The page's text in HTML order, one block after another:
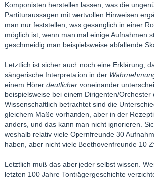
Komponisten herstellen lassen, was die
Partituraussagen mit wertvollen Hinweisen
man nur feststellen, was gesanglich in einer
möglich ist, wenn man mal einige Aufnahmen
geschmeidig man beispielsweise abfallende
Letztlich ist sicher auch noch eine Erklärung,
sängerische Interpretation in der
einem Hörer deutlicher voneinander
beispielsweise bei einem Dirigenten/Orchester
Wissenschaftlich betrachtet sind die
gleichem Maße vorhanden, aber in der
anders, und das kann man nicht ignorieren.
weshalb relativ viele Opernfreunde 30
haben, aber nicht viele Beethovenfreunde 10
Letztlich muß das aber jeder selbst wissen.
letzten 100 Jahre Tonträgergeschichte